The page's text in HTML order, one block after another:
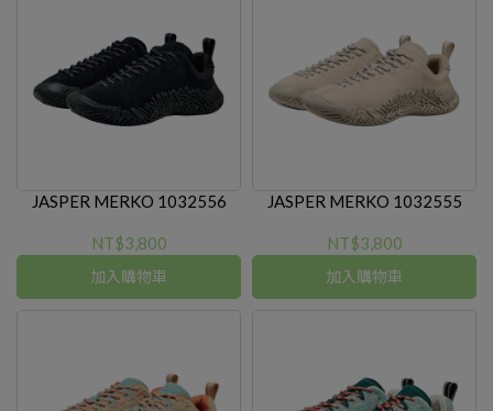
JASPER MERKO 1032556
NT$3,800
加入購物車
JASPER MERKO 1032555
NT$3,800
加入購物車